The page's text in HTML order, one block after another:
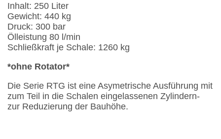
Inhalt: 250 Liter
Gewicht: 440 kg
Druck: 300 bar
Ölleistung 80 l/min
Schließkraft je Schale: 1260 kg
*ohne Rotator*
Die Serie RTG ist eine Asymetrische Ausführung mit
zum Teil in die Schalen eingelassenen Zylindern-
zur Reduzierung der Bauhöhe.